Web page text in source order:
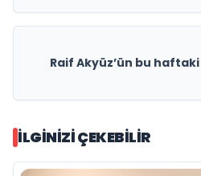
Raif Akyüz’ün bu
İLGINIZI ÇEKEBILIR